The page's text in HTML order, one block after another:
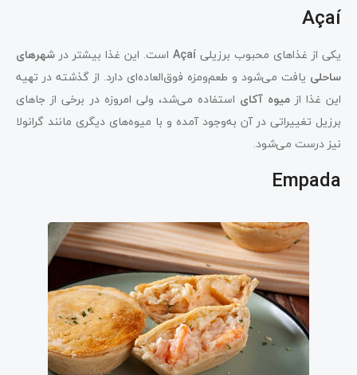
Açaí
یکی از غذاهای محبوب برزیلی Açaí است. این غذا بیشتر در شهرهای
ساحلی یافت می‌شود و طعم‌ومزه فوق‌العاده‌ای دارد. از گذشته در تهیه
این غذا ازمیوه آکای استفاده می‌شد، ولی امروزه در برخی از جاهای
برزیل تغییراتی در آن به‌وجود آمده و با میوه‌های دیگری مانند گرانولا
نیز درست می‌شود.
Empada